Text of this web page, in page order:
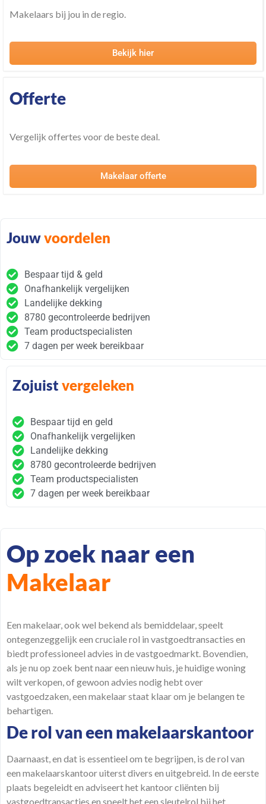
Makelaars bij jou in de regio.
Bekijk hier
Offerte
Vergelijk offertes voor de beste deal.
Makelaar offerte
Jouwvoordelen
Bespaar tijd & geld
Onafhankelijk vergelijken
Landelijke dekking
8780 gecontroleerde bedrijven
Team productspecialisten
7 dagen per week bereikbaar
Zojuist vergeleken
Bespaar tijd en geld
Onafhankelijk vergelijken
Landelijke dekking
8780 gecontroleerde bedrijven
Team productspecialisten
7 dagen per week bereikbaar
Op zoek naar een
Makelaar
Een makelaar, ook wel bekend als bemiddelaar, speelt
ontegenzeggelijk een cruciale rol in vastgoedtransacties en
biedt professioneel advies in de vastgoedmarkt. Bovendien,
als je nu op zoek bent naar een nieuw huis, je huidige woning
wilt verkopen, of gewoon advies nodig hebt over
vastgoedzaken, een makelaar staat klaar om je belangen te
behartigen.
De rol van een makelaarskantoor
Daarnaast, en dat is essentieel om te begrijpen, is de rol van
een makelaarskantoor uiterst divers en uitgebreid. In de eerste
plaats begeleidt en adviseert het kantoor cliënten bij
vastgoedtransacties en speelt het een sleutelrol bij het